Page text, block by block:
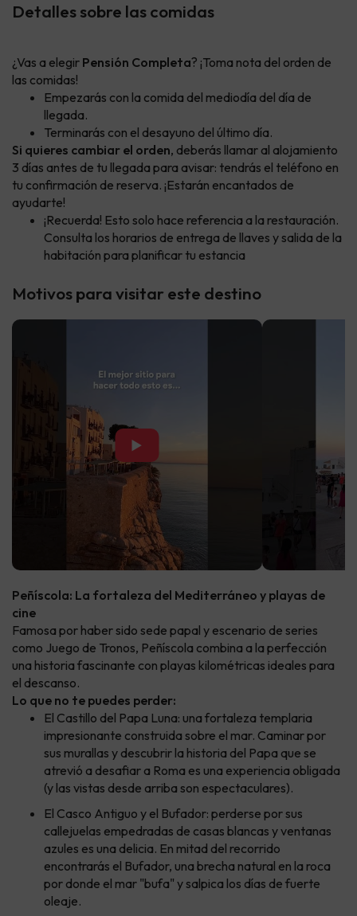
Detalles sobre las comidas
¿Vas a elegir Pensión Completa? ¡Toma nota del orden de
las comidas!
Empezarás con la comida del mediodía del día de
llegada.
Terminarás con el desayuno del último día.
Si quieres cambiar el orden, deberás llamar al alojamiento
3 días antes de tu llegada para avisar: tendrás el teléfono en
tu confirmación de reserva. ¡Estarán encantados de
ayudarte!
¡Recuerda! Esto solo hace referencia a la restauración.
Consulta los horarios de entrega de llaves y salida de la
habitación para planificar tu estancia
Motivos para visitar este destino
▶
Peñíscola: La fortaleza del Mediterráneo y playas de
cine
Famosa por haber sido sede papal y escenario de series
como Juego de Tronos, Peñíscola combina a la perfección
una historia fascinante con playas kilométricas ideales para
el descanso.
Lo que no te puedes perder:
El Castillo del Papa Luna: una fortaleza templaria
impresionante construida sobre el mar. Caminar por
sus murallas y descubrir la historia del Papa que se
atrevió a desafiar a Roma es una experiencia obligada
(y las vistas desde arriba son espectaculares).
El Casco Antiguo y el Bufador: perderse por sus
callejuelas empedradas de casas blancas y ventanas
azules es una delicia. En mitad del recorrido
encontrarás el Bufador, una brecha natural en la roca
por donde el mar "bufa" y salpica los días de fuerte
oleaje.